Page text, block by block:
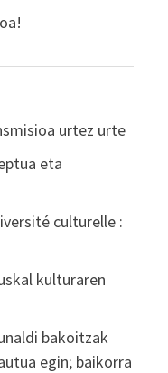
urtez urte
eta
culturelle :
kulturaren
bakoitzak
egin; baikorra